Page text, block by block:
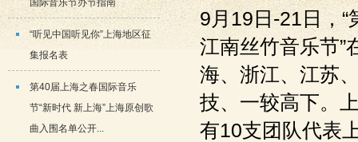
国际音乐节办节指南
“听见中国听见你”上海地区征
集报名表
第40届上海之春国际音乐
节“新时代 新上海”上海原创歌
曲入围名单公开...
9月19日-21日，“
江南丝竹音乐节”
海、浙江、江苏
技、一较高下。
有10支团队代表